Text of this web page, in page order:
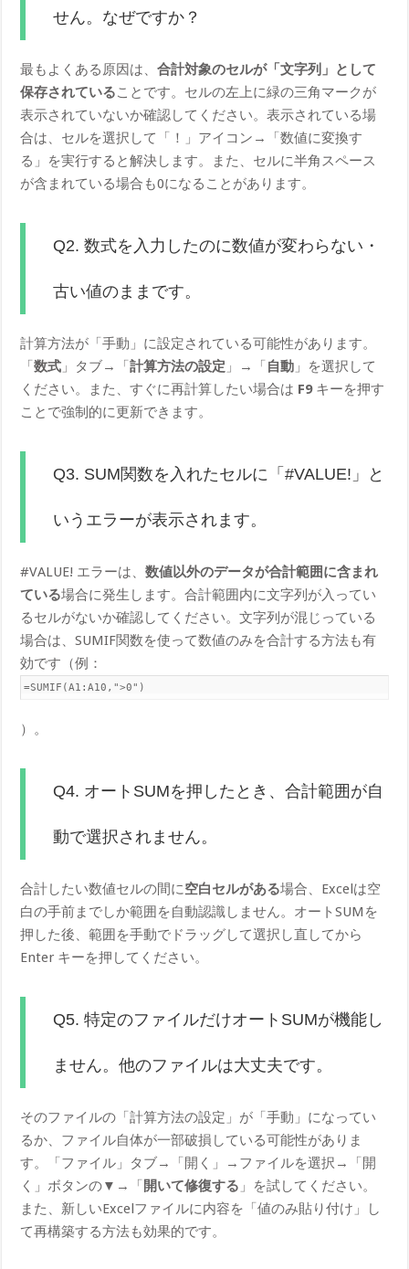
せん。なぜですか？
最もよくある原因は、合計対象のセルが「文字列」として
保存されていることです。セルの左上に緑の三角マークが
表示されていないか確認してください。表示されている場
合は、セルを選択して「！」アイコン→「数値に変換す
る」を実行すると解決します。また、セルに半角スペース
が含まれている場合も0になることがあります。
Q2. 数式を入力したのに数値が変わらない・
古い値のままです。
計算方法が「手動」に設定されている可能性があります。
「数式 」タブ→「計算方法の設定 」→「自動 」を選択して
ください。また、すぐに再計算したい場合は F9キーを押す
ことで強制的に更新できます。
Q3. SUM関数を入れたセルに「#VALUE!」と
いうエラーが表示されます。
#VALUE! エラーは、数値以外のデータが合計範囲に含まれ
ている場合に発生します。合計範囲内に文字列が入ってい
るセルがないか確認してください。文字列が混じっている
場合は、SUMIF関数を使って数値のみを合計する方法も有
効です（例：
=SUMIF(A1:A10,">0")
）。
Q4. オートSUMを押したとき、合計範囲が自
動で選択されません。
合計したい数値セルの間に空白セルがある場合、Excelは空
白の手前までしか範囲を自動認識しません。オートSUMを
押した後、範囲を手動でドラッグして選択し直してから
Enter キーを押してください。
Q5. 特定のファイルだけオートSUMが機能し
ません。他のファイルは大丈夫です。
そのファイルの「計算方法の設定」が「手動」になってい
るか、ファイル自体が一部破損している可能性がありま
す。「ファイル」タブ→「開く」→ファイルを選択→「開
く」ボタンの▼→「開いて修復する 」を試してください。
また、新しいExcelファイルに内容を「値のみ貼り付け」し
て再構築する方法も効果的です。